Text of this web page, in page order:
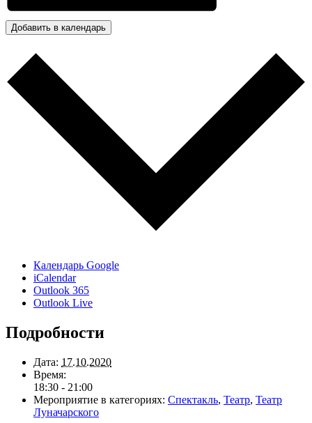
Добавить в календарь
Календарь Google
iCalendar
Outlook 365
Outlook Live
Подробности
Дата: 17.10.2020
Время:
18:30 - 21:00
Мероприятие в категориях: Спектакль, Театр, Театр
Луначарского